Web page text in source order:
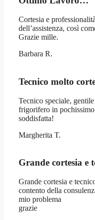
Cortesia e
dell’assistenza, così
Grazie mille.
Barbara R.
Tecnico molto
Tecnico speciale,
frigorifero in
soddisfatta!
Margherita T.
Grande cortesia e
Grande cortesia e
contento della
mio problema
grazie